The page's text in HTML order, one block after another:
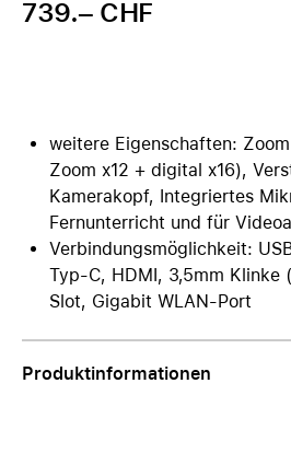
739.– CHF
weitere Eigenschaften:
Zoom x12 + digital x16),
Kamerakopf, Integriertes
Fernunterricht und für
Verbindungsmöglichkeit:
Typ-C, HDMI, 3,5mm Klinke
Slot, Gigabit WLAN-Port
Produktinformationen